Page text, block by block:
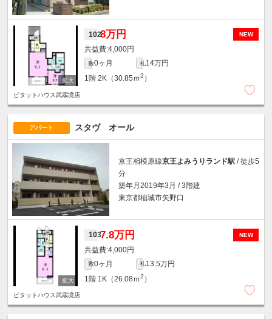
NEW
1028万円
4,000円
敷0ヶ月 礼14万円
1階 2K（30.85ｍ2 ）
ピタットハウス武蔵境店
アパート スタヴ オール
京王相模原線京王よみうりランド駅 / 徒歩5
分
築年月2019年3月 / 3階建
東京都稲城市矢野口
NEW
1037.8万円
4,000円
敷0ヶ月 礼13.5万円
1階 1K（26.08ｍ2 ）
ピタットハウス武蔵境店